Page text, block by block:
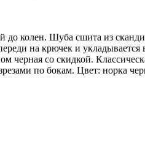
до колен. Шуба сшита из
на крючек и укладывается
черная со скидкой.
по бокам. Цвет: